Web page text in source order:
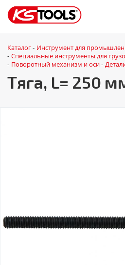
Каталог - Инструмент для
- Специальные инструменты для
- Поворотный механизм и оси -
Тяга, L= 250